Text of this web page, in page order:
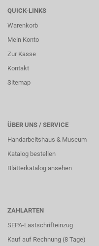
QUICK-LINKS
Warenkorb
Mein Konto
Zur Kasse
Kontakt
Sitemap
ÜBER UNS / SERVICE
Handarbeitshaus & Museum
Katalog bestellen
Blätterkatalog ansehen
ZAHLARTEN
SEPA-Lastschrifteinzug
Kauf auf Rechnung (8 Tage)